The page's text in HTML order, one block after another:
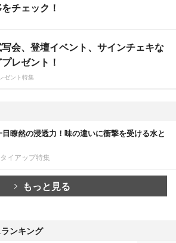
チェック！
会、登壇イベント、サインチェキな
レゼント！
ゼント特集
瞭然の浸透力！味の違いに衝撃を受ける水と
イアップ特集
もっと見る
ンキング